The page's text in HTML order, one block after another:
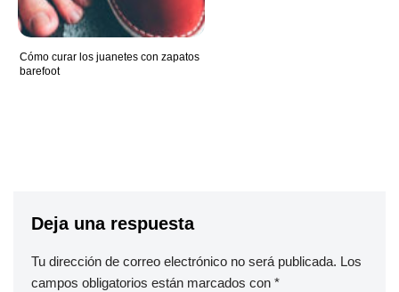
Cómo curar los juanetes con zapatos
barefoot
Deja una respuesta
Tu dirección de correo electrónico no será publicada. Los
campos obligatorios están marcados con *